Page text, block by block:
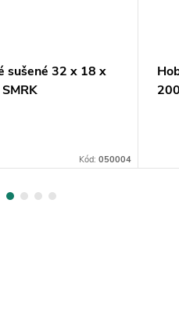
sušené 32 x 18 x
Kód: 050004